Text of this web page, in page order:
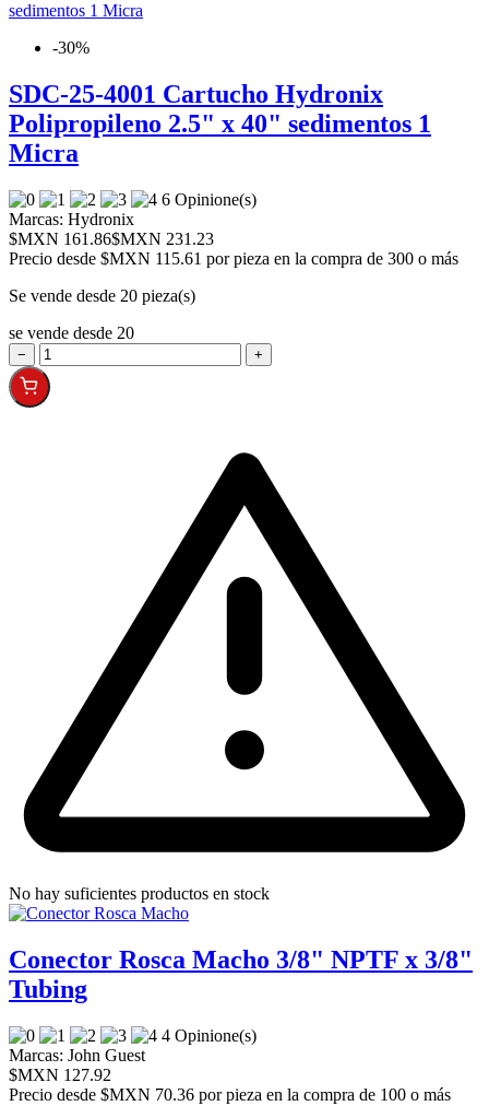
-30%
SDC-25-4001 Cartucho Hydronix
Polipropileno 2.5" x 40" sedimentos 1
Micra
6 Opinione(s)
Marcas: Hydronix
$MXN 161.86$MXN 231.23
Precio desde $MXN 115.61 por pieza en la compra de 300 o más
Se vende desde 20 pieza(s)
se vende desde 20
− +
No hay suficientes productos en stock
Conector Rosca Macho 3/8" NPTF x 3/8"
Tubing
4 Opinione(s)
Marcas: John Guest
$MXN 127.92
Precio desde $MXN 70.36 por pieza en la compra de 100 o más